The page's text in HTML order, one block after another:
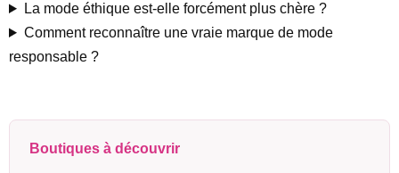
La mode éthique est-elle forcément plus chère ?
Comment reconnaître une vraie marque de mode
responsable ?
Boutiques à découvrir